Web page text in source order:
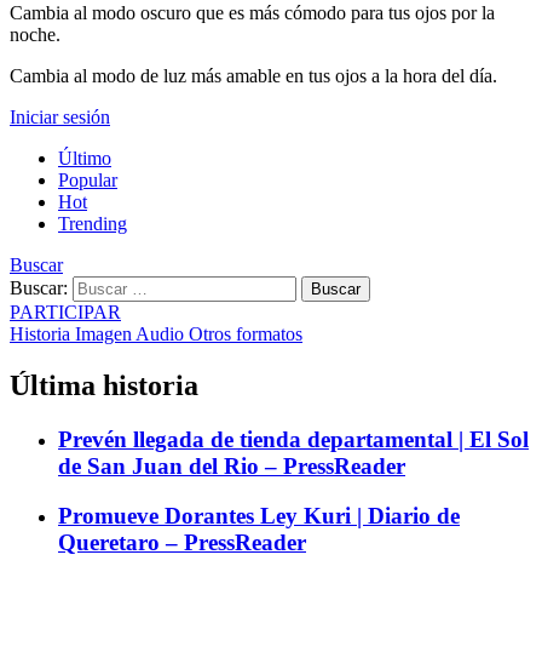
Cambia al modo oscuro que es más cómodo para tus ojos por la
noche.
Cambia al modo de luz más amable en tus ojos a la hora del día.
Iniciar sesión
Último
Popular
Hot
Trending
Buscar
Buscar:
Buscar
PARTICIPAR
Historia Imagen Audio Otros formatos
Última historia
Prevén llegada de tienda departamental | El Sol
de San Juan del Rio – PressReader
Promueve Dorantes Ley Kuri | Diario de
Queretaro – PressReader